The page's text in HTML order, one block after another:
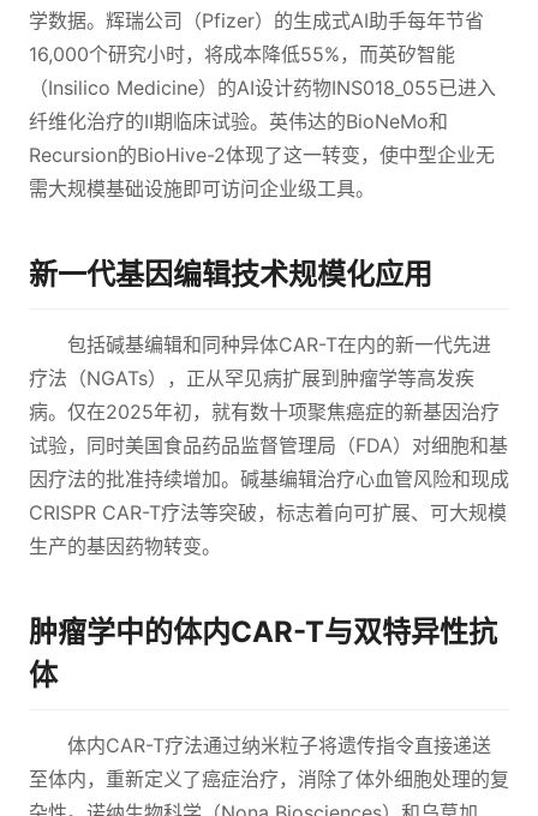
学数据。辉瑞公司（Pfizer）的生成式AI助手每年节省
16,000个研究小时，将成本降低55%，而英矽智能
（Insilico Medicine）的AI设计药物INS018_055已进入
纤维化治疗的II期临床试验。英伟达的BioNeMo和
Recursion的BioHive-2体现了这一转变，使中型企业无
需大规模基础设施即可访问企业级工具。
新一代基因编辑技术规模化应用
包括碱基编辑和同种异体CAR-T在内的新一代先进
疗法（NGATs），正从罕见病扩展到肿瘤学等高发疾
病。仅在2025年初，就有数十项聚焦癌症的新基因治疗
试验，同时美国食品药品监督管理局（FDA）对细胞和基
因疗法的批准持续增加。碱基编辑治疗心血管风险和现成
CRISPR CAR-T疗法等突破，标志着向可扩展、可大规模
生产的基因药物转变。
肿瘤学中的体内CAR-T与双特异性抗
体
体内CAR-T疗法通过纳米粒子将遗传指令直接递送
至体内，重新定义了癌症治疗，消除了体外细胞处理的复